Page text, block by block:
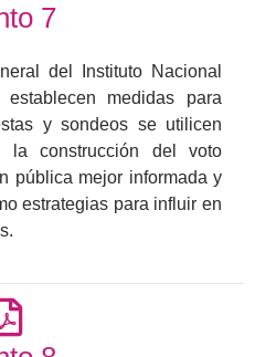
7
del Instituto Nacional
medidas para
y sondeos se utilicen
la construcción del voto
pública mejor informada y
estrategias para influir en